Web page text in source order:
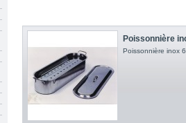
Poissonnière
Poissonnière inox